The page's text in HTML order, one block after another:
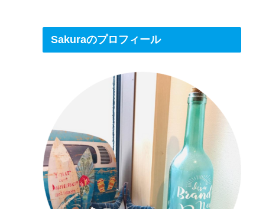
Sakuraのプロフィール